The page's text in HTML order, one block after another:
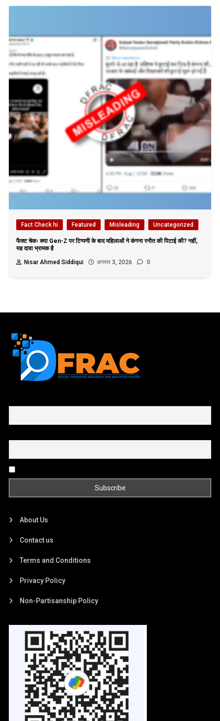
Fact Check hi Featured Misleading Uncategorized
फैक्ट चेकः क्या Gen-Z पर टिप्पणी के बाद महिलाओं ने कंगना रनौत की पिटाई की? नहीं,
यह दावा भ्रामक है
Nisar Ahmed Siddiqui
अगस्त 3, 2026 0
About Us
Contact us
Terms and Conditions
Privacy Policy
Non-Partisanship Policy